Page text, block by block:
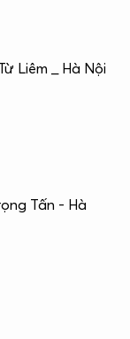
Liêm _ Hà Nội
Tấn - Hà